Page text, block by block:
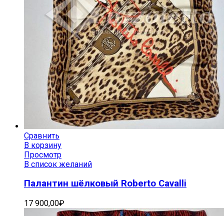
Сравнить
В корзину
Просмотр
В список желаний
Палантин шёлковый Roberto Cavalli
17 900,00₽